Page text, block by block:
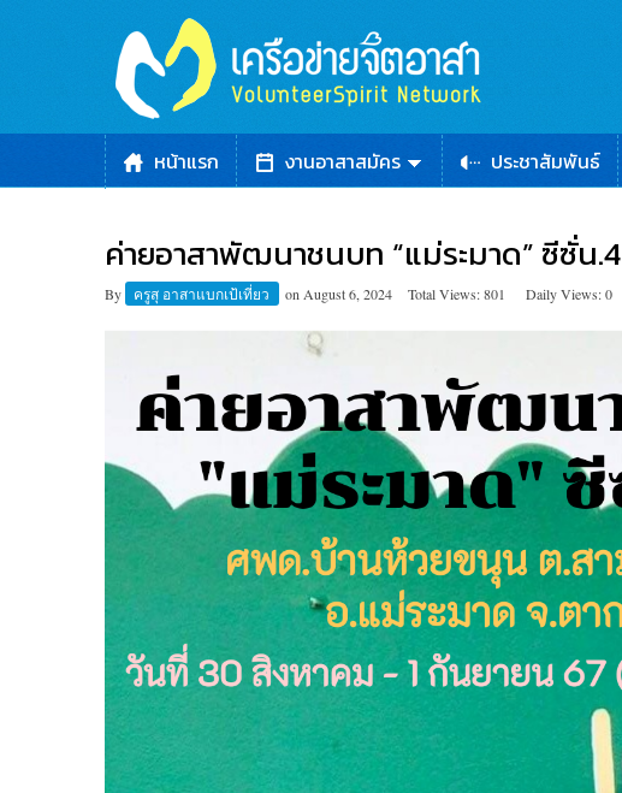
หน้าแรก งานอาสาสมัคร ประชาสัมพันธ์
ค่ายอาสาพัฒนา​ชนบท​ “แม่ระมาด” ซีซั่น.4
By ครูสุ อาสาแบกเป้เที่ยว on August 6, 2024 Total Views: 801 Daily Views: 0